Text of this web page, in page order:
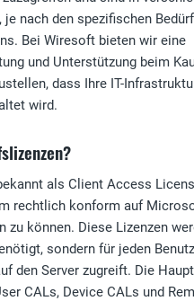
je nach den spezifischen
Bei Wiresoft bieten wir eine
und Unterstützung beim
dass Ihre IT-
wird.
als Client Access
rechtlich konform auf
zu können. Diese Lizenzen
sondern für jeden
den Server zugreift. Die
CALs, Device CALs und